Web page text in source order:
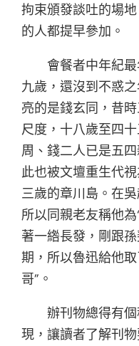
拘束頒發談吐的場
的人都提早參加。
會餐者中年紀
九歲，還沒到不惑
亮的是錢玄同，昔
尺度，十八歲至四
周、錢二人已是五
此也被文壇重生代
三歲的章川島。在吳
所以同親老友稱他
著一綹長發，剛跟
期，所以魯迅給他
哥”。
辦刊物總得有
現，讓讀者了解刊